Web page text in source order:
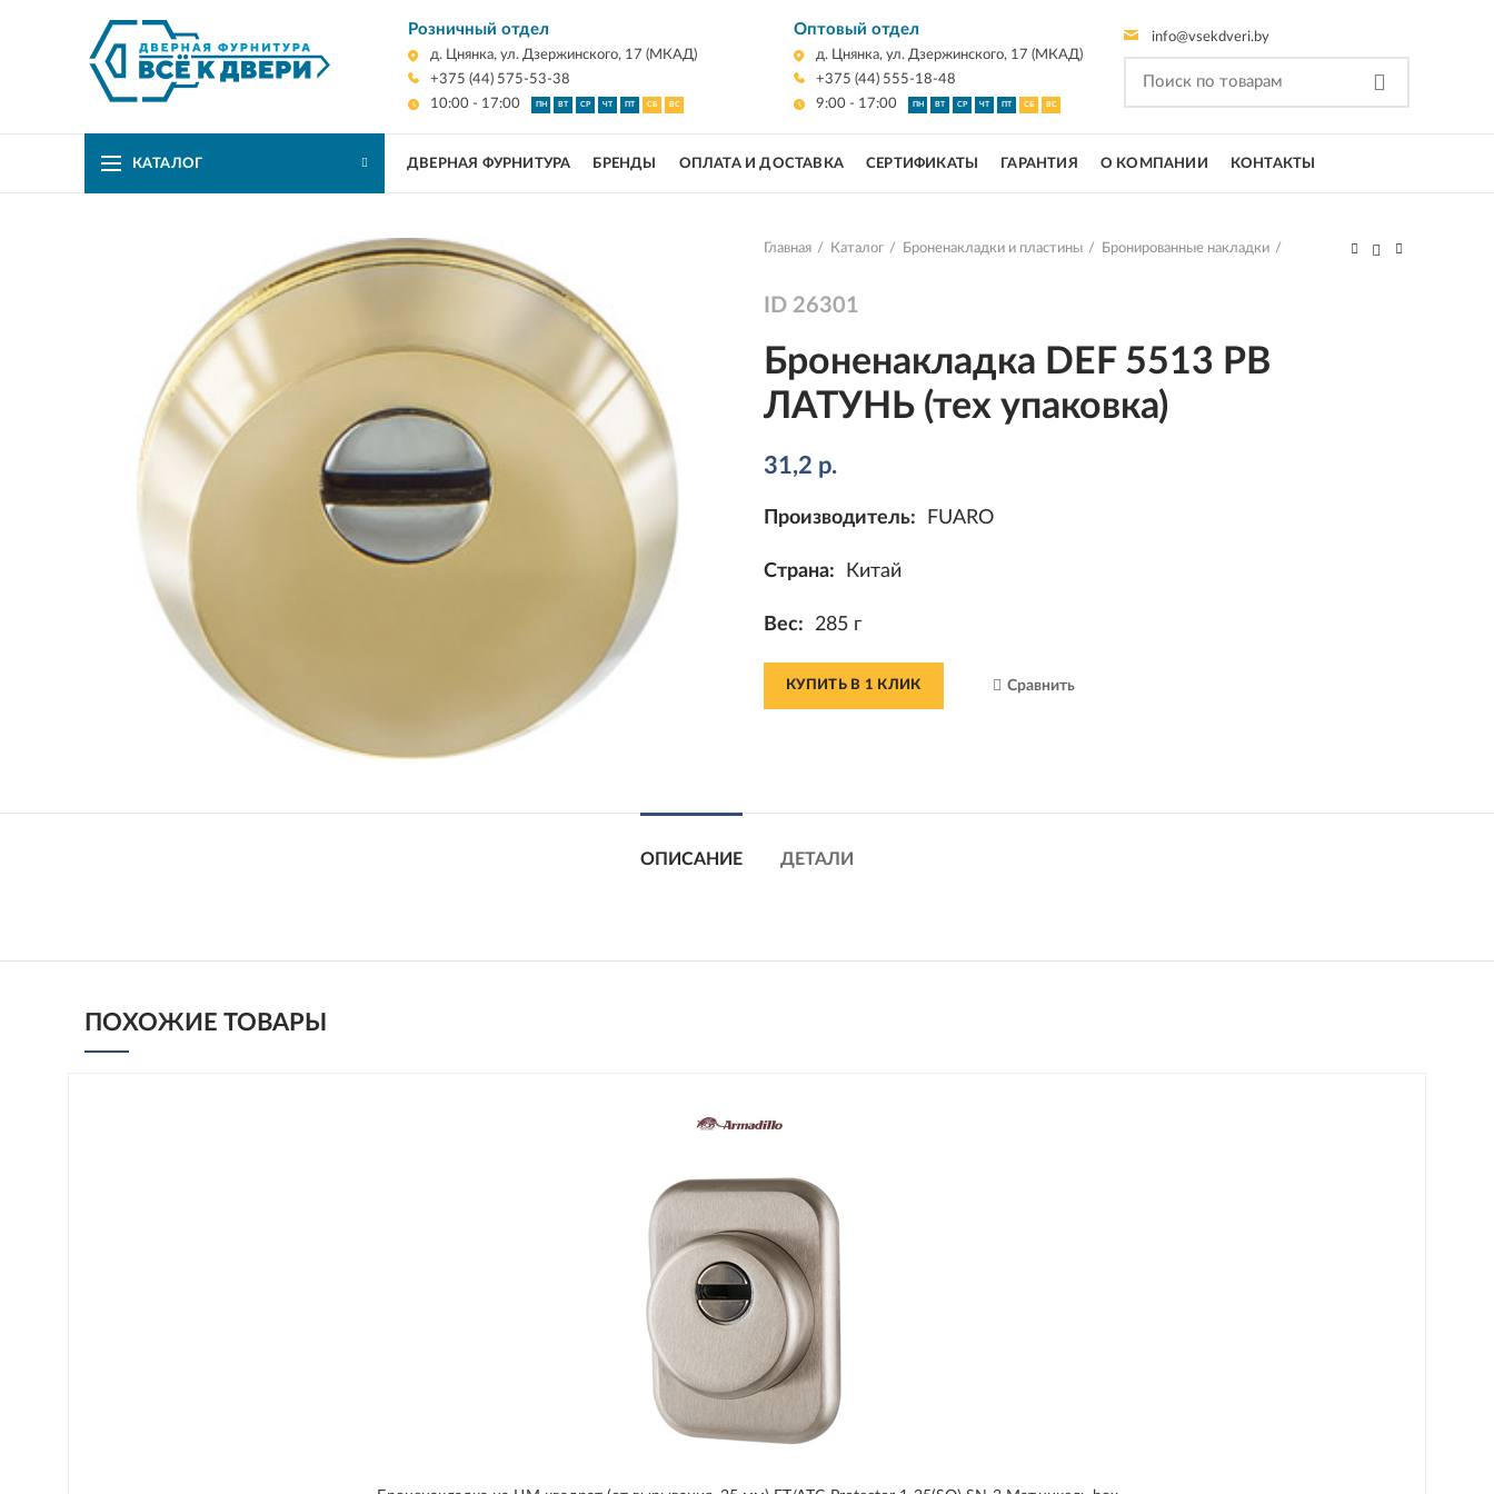
Розничный отдел
д. Цнянка, ул. Дзержинского, 17 (МКАД)
+375 (44) 575-53-38
10:00 - 17:00
ПН ВТ СР ЧТ ПТ СБ ВС
Оптовый отдел
д. Цнянка, ул. Дзержинского, 17 (МКАД)
+375 (44) 555-18-48
9:00 - 17:00
ПН ВТ СР ЧТ ПТ СБ ВС
info@vsekdveri.by
КАТАЛОГ ДВЕРНАЯ ФУРНИТУРА БРЕНДЫ ОПЛАТА И ДОСТАВКА СЕРТИФИКАТЫ ГАРАНТИЯ О КОМПАНИИ КОНТАКТЫ
Главная Каталог Броненакладки и пластины Бронированные накладки
ID 26301
Броненакладка DEF 5513 PB
ЛАТУНЬ (тех упаковка)
31,2 р.
Производитель: FUARO
Страна: Китай
Вес: 285 г
КУПИТЬ В 1 КЛИК Сравнить
ОПИСАНИЕ ДЕТАЛИ
ПОХОЖИЕ ТОВАРЫ